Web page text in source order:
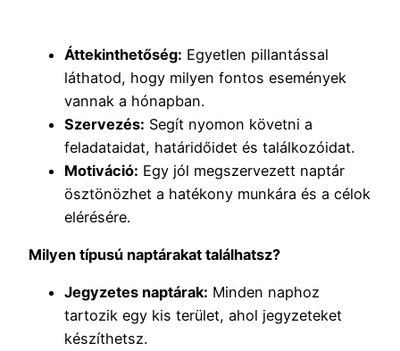
Áttekinthetőség: Egyetlen pillantással
láthatod, hogy milyen fontos események
vannak a hónapban.
Szervezés: Segít nyomon követni a
feladataidat, határidőidet és találkozóidat.
Motiváció: Egy jól megszervezett naptár
ösztönözhet a hatékony munkára és a célok
elérésére.
Milyen típusú naptárakat találhatsz?
Jegyzetes naptárak: Minden naphoz
tartozik egy kis terület, ahol jegyzeteket
készíthetsz.